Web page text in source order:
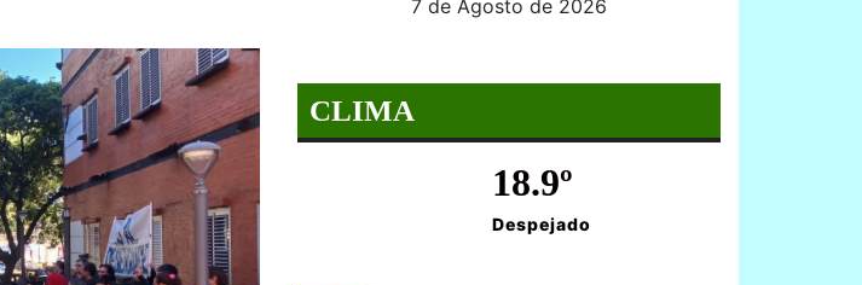
7 de Agosto de 2026
CLIMA
18.9º
Despejado